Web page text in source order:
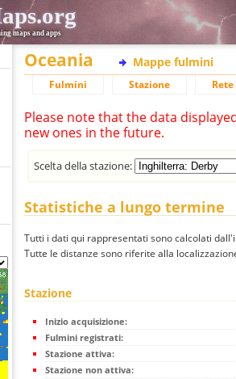
maps and apps
Oceania Mappe fulmini
Fulmini Stazione
Please note that the data
new ones in the future.
Scelta della stazione:
Statistiche a lungo termine
Tutti i dati qui rappresentati sono calcolati
Tutte le distanze sono riferite alla
Stazione
Inizio acquisizione:
Fulmini registrati:
Stazione attiva:
Stazione non attiva: